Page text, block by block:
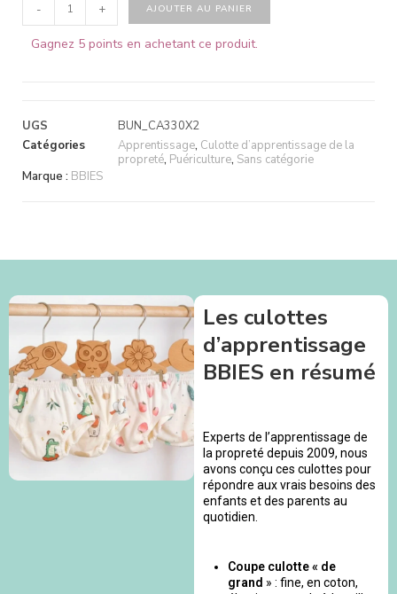
- + AJOUTER AU PANIER
Gagnez 5 points en achetant ce produit.
UGS
BUN_CA330X2
Catégories
Apprentissage, Culotte d’apprentissage de la
propreté, Puériculture, Sans catégorie
Marque : BBIES
Les culottes
d’apprentissage
BBIES en résumé
Experts de l’apprentissage de
la propreté depuis 2009, nous
avons conçu ces culottes pour
répondre aux vrais besoins des
enfants et des parents au
quotidien.
Coupe culotte « de
grand » : fine, en coton,